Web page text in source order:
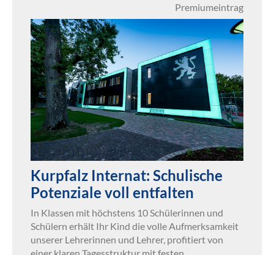
Premiumeintrag
Kurpfalz Internat: Schulische
Potenziale voll entfalten
In Klassen mit höchstens 10 Schülerinnen und
Schülern erhält Ihr Kind die volle Aufmerksamkeit
unserer Lehrerinnen und Lehrer, profitiert von